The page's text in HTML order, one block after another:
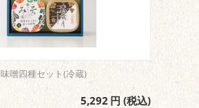
味噌四種セット(冷蔵)
5,292 円 (税込)